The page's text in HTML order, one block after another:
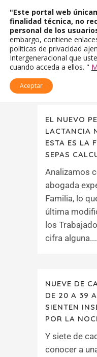
EL NUEVO
LACTANCIA
ESTA ES LA
SEPAS
Analizamos
abogada
Familia, lo
última
los
cifra alguna....
NUEVE DE
DE 20 A 39
SIENTEN
POR LA
Y siete de
conocer a
"Este portal web
finalidad técnica, no
personal de los
embargo, contiene
políticas de privacidad
Intergeneracional que
cuando acceda a ellos. "
Aceptar